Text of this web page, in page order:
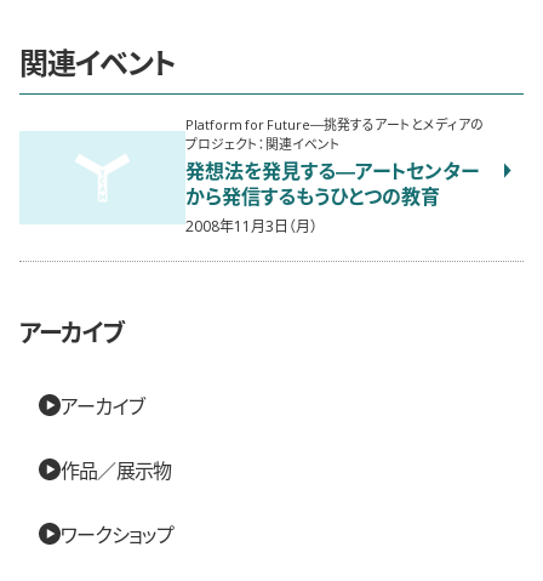
関連イベント
Platform for Future―挑発するアートとメディアの
プロジェクト：関連イベント
発想法を発見する―アートセンター
から発信するもうひとつの教育
2008年11月3日（月）
アーカイブ
アーカイブ
作品／展示物
ワークショップ